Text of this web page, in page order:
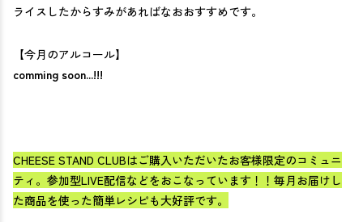
ライスしたからすみがあればなおおすすめです。
【今月のアルコール】
comming soon...!!!
CHEESE STAND CLUBはご購入いただいたお客様限定のコミュニ
ティ。 参加型LIVE配信などをおこなっています！！毎月お届けし
た商品を使った簡単レシピも大好評です。